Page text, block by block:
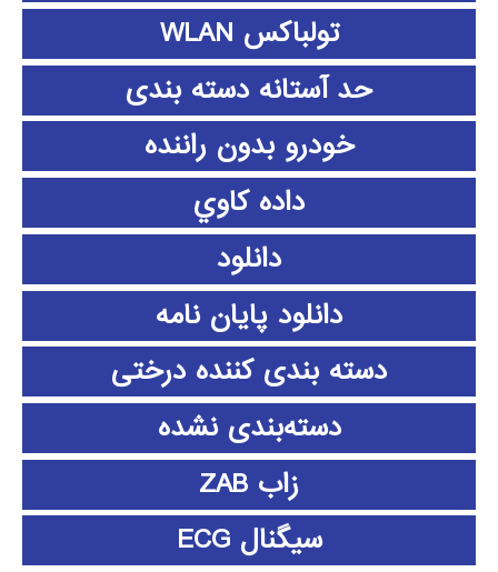
تولباکس WLAN
حد آستانه دسته بندی
خودرو بدون راننده
داده كاوي
دانلود
دانلود پايان نامه
دسته بندی کننده درختی
دسته‌بندی نشده
زاب ZAB
سیگنال ECG